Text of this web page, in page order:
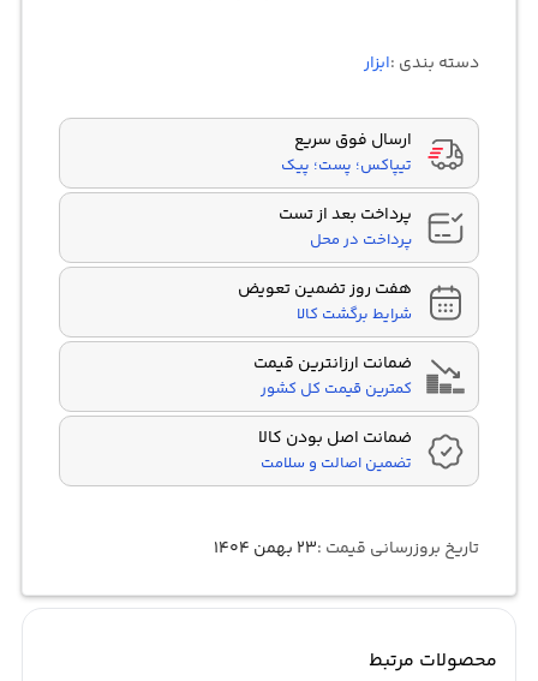
دسته بندی :ابزار
ارسال فوق سریع
تیپاکس؛ پست؛ پیک
پرداخت بعد از تست
پرداخت در محل
هفت روز تضمین تعویض
شرایط برگشت کالا
ضمانت ارزانترین قیمت
کمترین قیمت کل کشور
ضمانت اصل بودن کالا
تضمین اصالت و سلامت
تاریخ بروزرسانی قیمت :۲۳ بهمن ۱۴۰۴
محصولات مرتبط